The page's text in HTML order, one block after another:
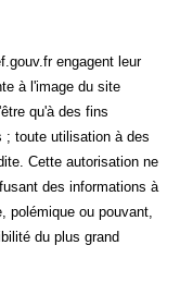
engagent leur
à l'image du site
qu'à des fins
; toute utilisation à des
Cette autorisation ne
des informations à
polémique ou pouvant,
du plus grand